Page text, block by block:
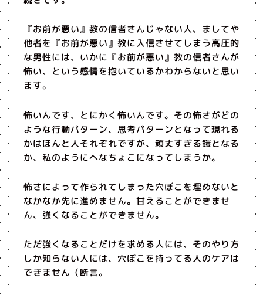
『お前が悪い』教の信者さんじゃない人、ましてや
他者を『お前が悪い』教に入信させてしまう高圧的
な男性には、いかに『お前が悪い』教の信者さんが
怖い、という感情を抱いているかわからないと思い
ます。
怖いんです、とにかく怖いんです。その怖さがどの
ような行動パターン、思考パターンとなって現れる
かはほんと人それぞれですが、頑丈すぎる鎧となる
か、私のようにへなちょこになってしまうか。
怖さによって作られてしまった穴ぼこを埋めないと
なかなか先に進めません。甘えることができませ
ん、強くなることができません。
ただ強くなることだけを求める人には、そのやり方
しか知らない人には、穴ぼこを持ってる人のケアは
できません（断言。